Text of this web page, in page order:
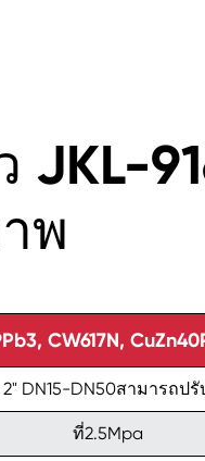
พ
CW617N,
2" DN15-DN50สามารถป
ที่2.5Mpa